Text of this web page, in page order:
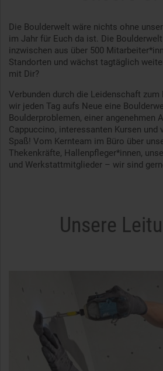
Die Boulderwelt wäre nichts ohne
im Jahr für Euch da ist. Die
inzwischen aus über 500
Standorten und wächst tagtäglich
mit Dir?
Verbunden durch die Leidenschaft zum
wir jeden Tag aufs Neue eine
Boulderproblemen, einer angenehmen
Cappuccino, interessanten Kursen und
Spaß! Vom Kernteam im Büro über
Thekenkräfte, Hallenpfleger*innen,
und Werkstattmitglieder – wir sind
Unsere